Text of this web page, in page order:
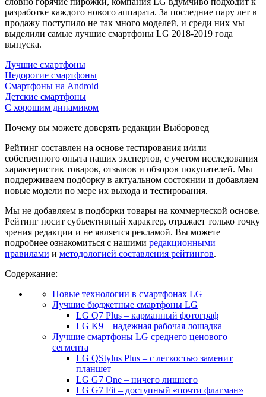
разработке каждого нового аппарата. За последние пару лет в
продажу поступило не так много моделей, и среди них мы
выделили самые лучшие смартфоны LG 2018-2019 года
выпуска.
Лучшие смартфоны
Недорогие смартфоны
Смартфоны на Android
Детские смартфоны
С хорошим динамиком
Почему вы можете доверять редакции Выборовед
Рейтинг составлен на основе тестирования и/или
собственного опыта наших экспертов, с учетом исследования
характеристик товаров, отзывов и обзоров покупателей. Мы
поддерживаем подборку в актуальном состоянии и добавляем
новые модели по мере их выхода и тестирования.
Мы не добавляем в подборки товары на коммерческой основе.
Рейтинг носит субъективный характер, отражает только точку
зрения редакции и не является рекламой. Вы можете
подробнее ознакомиться с нашими редакционными
правилами и методологией составления рейтингов.
Содержание:
Новые технологии в смартфонах LG
Лучшие бюджетные смартфоны LG
LG Q7 Plus – карманный фотограф
LG K9 – надежная рабочая лошадка
Лучшие смартфоны LG среднего ценового
сегмента
LG QStylus Plus – с легкостью заменит
планшет
LG G7 One – ничего лишнего
LG G7 Fit – доступный «почти флагман»